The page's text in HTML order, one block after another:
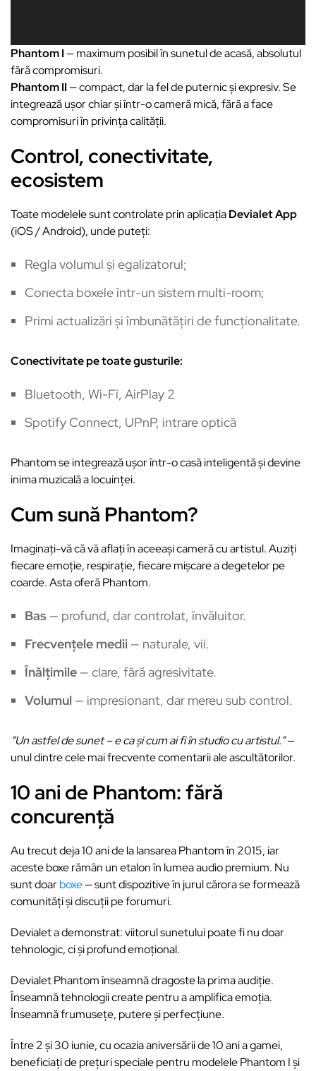
Phantom I— maximum posibil în sunetul de acasă, absolutul
fără compromisuri.
Phantom II— compact, dar la fel de puternic și expresiv. Se
integrează ușor chiar și într-o cameră mică, fără a face
compromisuri în privința calității.
Control, conectivitate,
ecosistem
Toate modelele sunt controlate prin aplicațiaDevialet App
(iOS / Android), unde puteți:
Regla volumul și egalizatorul;
Conecta boxele într-un sistem multi-room;
Primi actualizări și îmbunătățiri de funcționalitate.
Conectivitate pe toate gusturile:
Bluetooth, Wi-Fi, AirPlay 2
Spotify Connect, UPnP, intrare optică
Phantom se integrează ușor într-o casă inteligentă și devine
inima muzicală a locuinței.
Cum sună Phantom?
Imaginați-vă că vă aflați în aceeași cameră cu artistul. Auziți
fiecare emoție, respirație, fiecare mișcare a degetelor pe
coarde. Asta oferă Phantom.
Bas — profund, dar controlat, învăluitor.
Frecvențele medii — naturale, vii.
Înălțimile — clare, fără agresivitate.
Volumul — impresionant, dar mereu sub control.
“Un astfel de sunet – e ca și cum ai fi în studio cu artistul.”—
unul dintre cele mai frecvente comentarii ale ascultătorilor.
10 ani de Phantom: fără
concurență
Au trecut deja 10 ani de la lansarea Phantom în 2015, iar
aceste boxe rămân un etalon în lumea audio premium. Nu
sunt doarboxe— sunt dispozitive în jurul cărora se formează
comunități și discuții pe forumuri.
Devialet a demonstrat: viitorul sunetului poate fi nu doar
tehnologic, ci și profund emoțional.
Devialet Phantom înseamnă dragoste la prima audiție.
Înseamnă tehnologii create pentru a amplifica emoția.
Înseamnă frumusețe, putere și perfecțiune.
Între 2 și 30 iunie, cu ocazia aniversării de 10 ani a gamei,
beneficiați de prețuri speciale pentru modelele Phantom I și